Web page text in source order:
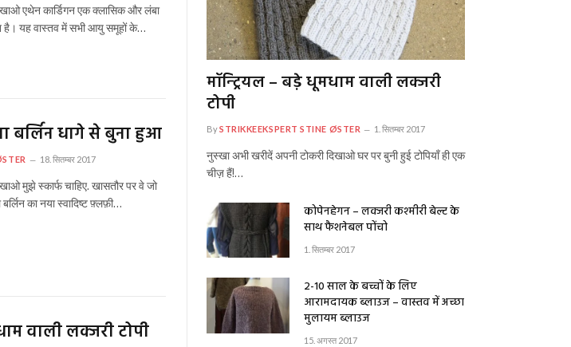
एथेन कार्डिगन एक क्लासिक और लंबा
है। यह वास्तव में सभी आयु समूहों के…
बर्लिन धागे से बुना हुआ
18. सितम्बर 2017
मुझे स्कार्फ चाहिए. खासतौर पर वे जो
का नया स्वादिष्ट फ़्लफ़ी…
वाली लक्जरी टोपी
मॉन्ट्रियल – बड़े धूमधाम वाली लक्जरी
टोपी
BySTRIKKEEKSPERT STINE ØSTER 1. सितम्बर 2017
नुस्खा अभी खरीदें अपनी टोकरी दिखाओ घर पर बुनी हुई टोपियाँ ही एक
चीज़ हैं!…
कोपेनहेगन – लक्जरी कश्मीरी बेल्ट के
साथ फैशनेबल पोंचो
1. सितम्बर 2017
2-10 साल के बच्चों के लिए
आरामदायक ब्लाउज – वास्तव में अच्छा
मुलायम ब्लाउज
15. अगस्त 2017